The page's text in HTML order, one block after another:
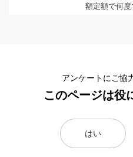
額定額で何度
アンケートにご協
このページは役
はい